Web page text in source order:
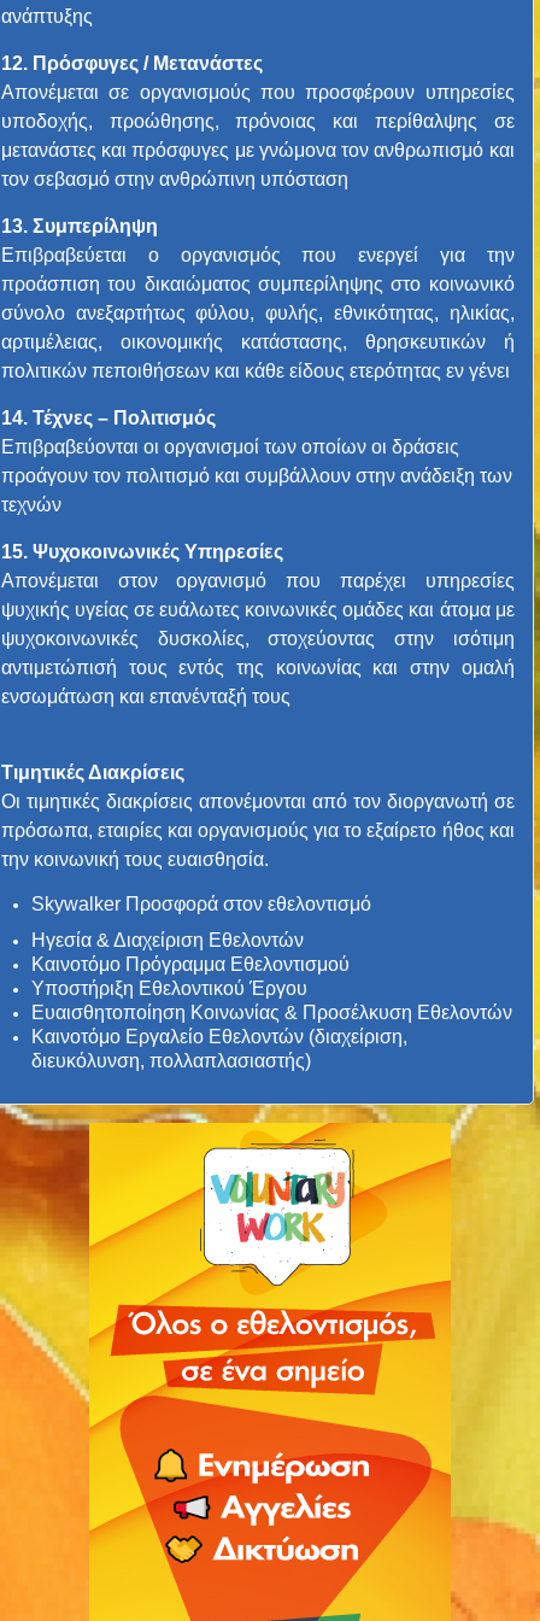
ανάπτυξης
12. Πρόσφυγες / Μετανάστες
Απονέμεται σε οργανισμούς που προσφέρουν υπηρεσίες
υποδοχής, προώθησης, πρόνοιας και περίθαλψης σε
μετανάστες και πρόσφυγες με γνώμονα τον ανθρωπισμό και
τον σεβασμό στην ανθρώπινη υπόσταση
13. Συμπερίληψη
Επιβραβεύεται ο οργανισμός που ενεργεί για την
προάσπιση του δικαιώματος συμπερίληψης στο κοινωνικό
σύνολο ανεξαρτήτως φύλου, φυλής, εθνικότητας, ηλικίας,
αρτιμέλειας, οικονομικής κατάστασης, θρησκευτικών ή
πολιτικών πεποιθήσεων και κάθε είδους ετερότητας εν γένει
14. Τέχνες – Πολιτισμός
Επιβραβεύονται οι οργανισμοί των οποίων οι δράσεις
προάγουν τον πολιτισμό και συμβάλλουν στην ανάδειξη των
τεχνών
15. Ψυχοκοινωνικές Υπηρεσίες
Απονέμεται στον οργανισμό που παρέχει υπηρεσίες
ψυχικής υγείας σε ευάλωτες κοινωνικές ομάδες και άτομα με
ψυχοκοινωνικές δυσκολίες, στοχεύοντας στην ισότιμη
αντιμετώπισή τους εντός της κοινωνίας και στην ομαλή
ενσωμάτωση και επανένταξή τους
Τιμητικές Διακρίσεις
Οι τιμητικές διακρίσεις απονέμονται από τον διοργανωτή σε
πρόσωπα, εταιρίες και οργανισμούς για το εξαίρετο ήθος και
την κοινωνική τους ευαισθησία.
Skywalker Προσφορά στον εθελοντισμό
Ηγεσία & Διαχείριση Εθελοντών
Καινοτόμο Πρόγραμμα Εθελοντισμού
Υποστήριξη Εθελοντικού Έργου
Ευαισθητοποίηση Κοινωνίας & Προσέλκυση Εθελοντών
Καινοτόμο Εργαλείο Εθελοντών (διαχείριση,
διευκόλυνση, πολλαπλασιαστής)